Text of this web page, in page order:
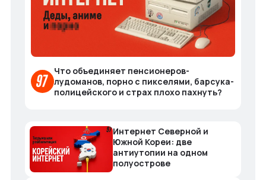
Что объединяет пенсионеров-
лудоманов, порно с пикселями, барсука-
полицейского и страх плохо пахнуть?
Интернет Северной и
Южной Кореи: две
антиутопии на одном
полуострове